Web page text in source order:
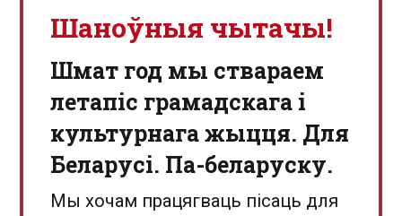
Шаноўныя чытачы!
Шмат год мы ствараем
летапіс грамадскага і
культурнага жыцця. Для
Беларусі. Па-беларуску.
Мы хочам працягваць пісаць для